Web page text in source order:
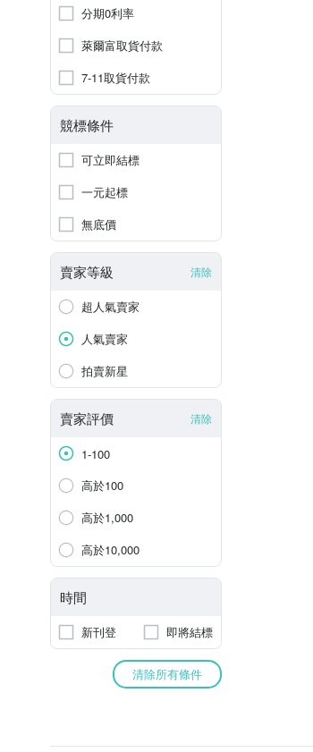
分期0利率
萊爾富取貨付款
7-11取貨付款
競標條件
可立即結標
一元起標
無底價
賣家等級 清除
超人氣賣家
人氣賣家
拍賣新星
賣家評價 清除
1-100
高於100
高於1,000
高於10,000
時間
新刊登 即將結標
清除所有條件